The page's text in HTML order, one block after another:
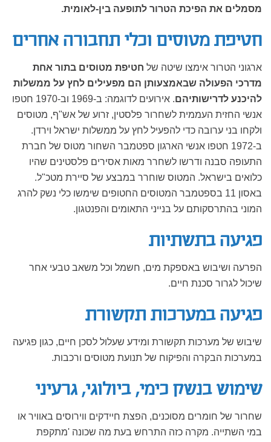
מסמלים את הפיכת הטרור לתופעה בין-לאומית.
חטיפת מטוסים וכלי תחבורה אחרים
ארגוני הטרור אימצו שיטה של חטיפת מטוסים בתור אחת
מדרכי הפעולה שבאמצעותן הם מפעילים לחץ על ממשלות
להיכנע לדרישותיהם
. אירועים לדוגמה: ב-1969 וב-1970 חטפו
אנשי החזית העממית לשחרור פלסטין, זרוע של אש"ף, מטוסים
ולקחו בני ערובה כדי להפעיל לחץ על ממשלות ישראל וירדן.
ב-1972 חטפו אנשי הארגון ספטמבר השחור מטוס של חברת
התעופה סבנה ודרשו לשחרר מאות אסירים פלסטינים שהיו
כלואים בישראל. המטוס שוחרר במבצע של סיירת מטכ"ל.
באסון 11 בספטמבר המטוסים החטופים שימשו כלי נשק להרג
המוני בהתרסקותם על בנייני התאומים והפנטגון.
פגיעה בתשתיות
הפרעה ושיבוש באספקת מים, חשמל וכל משאב טבעי אחר
שיכול לגרור סכנת חיים.
פגיעה במערכות תקשורת
שיבוש של מערכות תקשורת ומידע שעלול לסכן חיים, כגון פגיעה
במערכות הבקרה והפיקוח של תנועת מטוסים ורכבות.
שימוש בנשק כימי, ביולוגי, גרעיני
שחרור של חומרים מסוכנים, הפצת חיידקים ווירוסים באוויר או
במי השתייה. מקרה כזה התרחש בעת מה שכונה 'מתקפת